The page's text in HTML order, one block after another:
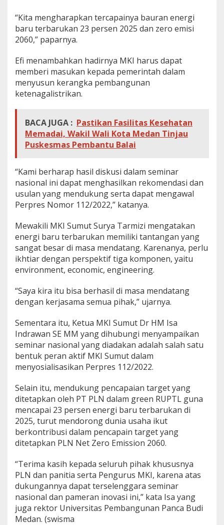
“Kita mengharapkan tercapainya bauran energi
baru terbarukan 23 persen 2025 dan zero emisi
2060,” paparnya.
Efi menambahkan hadirnya MKI harus dapat
memberi masukan kepada pemerintah dalam
menyusun kerangka pembangunan
ketenagalistrikan.
BACA JUGA : Pastikan Fasilitas Kesehatan
Memadai, Wakil Wali Kota Medan Tinjau
Puskesmas Pembantu Balai
“Kami berharap hasil diskusi dalam seminar
nasional ini dapat menghasilkan rekomendasi dan
usulan yang mendukung serta dapat mengawal
Perpres Nomor 112/2022,” katanya.
Mewakili MKI Sumut Surya Tarmizi mengatakan
energi baru terbarukan memiliki tantangan yang
sangat besar di masa mendatang. Karenanya, perlu
ikhtiar dengan perspektif tiga komponen, yaitu
environment, economic, engineering.
“Saya kira itu bisa berhasil di masa mendatang
dengan kerjasama semua pihak,” ujarnya.
Sementara itu, Ketua MKI Sumut Dr HM Isa
Indrawan SE MM yang dihubungi menyampaikan
seminar nasional yang diadakan adalah salah satu
bentuk peran aktif MKI Sumut dalam
menyosialisasikan Perpres 112/2022.
Selain itu, mendukung pencapaian target yang
ditetapkan oleh PT PLN dalam green RUPTL guna
mencapai 23 persen energi baru terbarukan di
2025, turut mendorong dunia usaha ikut
berkontribusi dalam pencapain target yang
ditetapkan PLN Net Zero Emission 2060.
“Terima kasih kepada seluruh pihak khususnya
PLN dan panitia serta Pengurus MKI, karena atas
dukungannya dapat terselenggara seminar
nasional dan pameran inovasi ini,” kata Isa yang
juga rektor Universitas Pembangunan Panca Budi
Medan. (swisma